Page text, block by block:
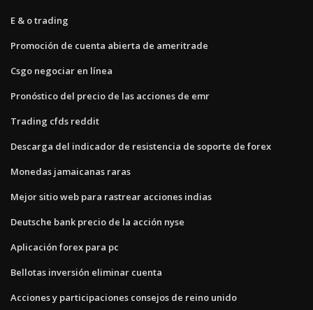
E & o trading
Promoción de cuenta abierta de ameritrade
Csgo negociar en línea
Pronóstico del precio de las acciones de emr
Trading cfds reddit
Descarga del indicador de resistencia de soporte de forex
Monedas jamaicanas raras
Mejor sitio web para rastrear acciones indias
Deutsche bank precio de la acción nyse
Aplicación forex para pc
Bellotas inversión eliminar cuenta
Acciones y participaciones consejos de reino unido